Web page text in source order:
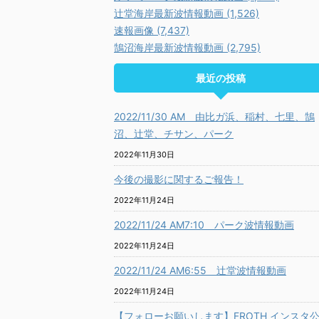
辻堂海岸最新波情報動画 (1,526)
速報画像 (7,437)
鵠沼海岸最新波情報動画 (2,795)
最近の投稿
2022/11/30 AM 由比ガ浜、稲村、七里、鵠
沼、辻堂、チサン、パーク
2022年11月30日
今後の撮影に関するご報告！
2022年11月24日
2022/11/24 AM7:10 パーク波情報動画
2022年11月24日
2022/11/24 AM6:55 辻堂波情報動画
2022年11月24日
【フォローお願いします】FROTH インスタ公